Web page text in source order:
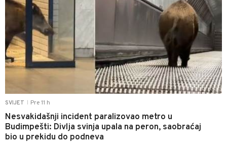
SVIJET Pre 11 h
Nesvakidašnji incident paralizovao metro u
Budimpešti: Divlja svinja upala na peron, saobraćaj
bio u prekidu do podneva